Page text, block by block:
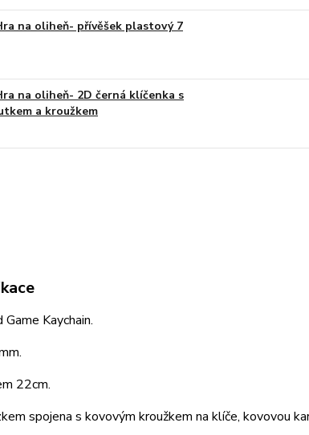
na oliheň- přívěšek plastový 7
na oliheň- 2D černá klíčenka s
a kroužkem
Kaychain.
22cm.
spojena s kovovým kroužkem na klíče, kovovou